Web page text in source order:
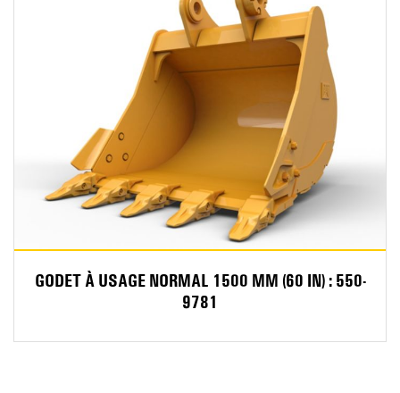
GODET À USAGE NORMAL 1500 MM (60 IN) : 550-
9781